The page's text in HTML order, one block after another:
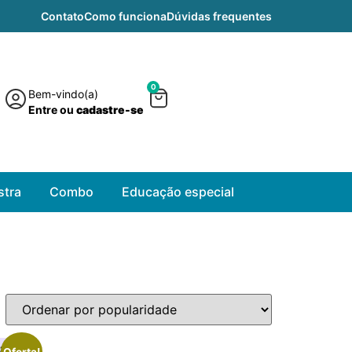
ContatoComo funcionaDúvidas frequentes
Bem-vindo(a)
Entre ou cadastre-se
0
Combo Educação especial